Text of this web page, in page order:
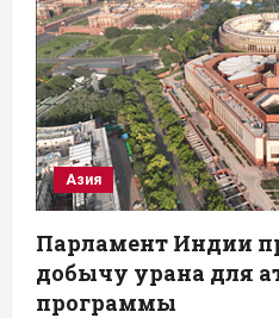
Азия
Парламент Индии
добычу урана для
программы